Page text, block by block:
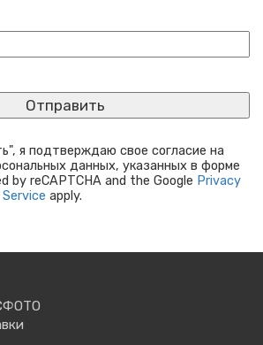
я подтверждаю свое согласие на
данных, указанных в форме
by reCAPTCHA and the Google Privacy
apply.